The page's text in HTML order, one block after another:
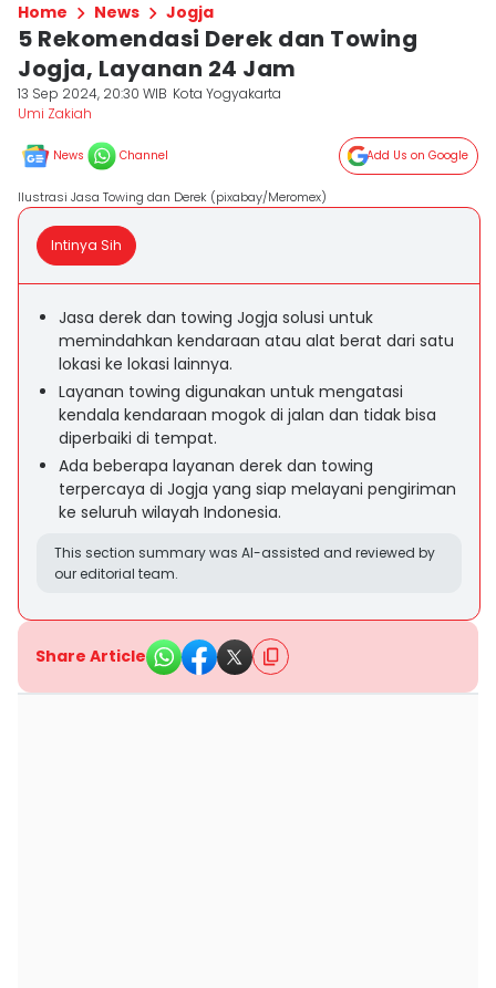
Home News Jogja
5 Rekomendasi Derek dan Towing
Jogja, Layanan 24 Jam
13 Sep 2024, 20:30 WIB Kota Yogyakarta
Umi Zakiah
News Channel Add Us on Google
Ilustrasi Jasa Towing dan Derek (pixabay/Meromex)
Intinya Sih
Jasa derek dan towing Jogja solusi untuk
memindahkan kendaraan atau alat berat dari satu
lokasi ke lokasi lainnya.
Layanan towing digunakan untuk mengatasi
kendala kendaraan mogok di jalan dan tidak bisa
diperbaiki di tempat.
Ada beberapa layanan derek dan towing
terpercaya di Jogja yang siap melayani pengiriman
ke seluruh wilayah Indonesia.
This section summary was AI-assisted and reviewed by
our editorial team.
Share Article